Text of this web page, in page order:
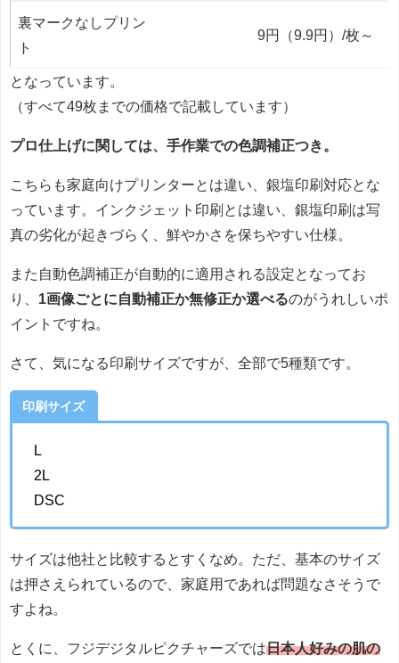
裏マークなしプリン
ト
9円（9.9円）/枚～
となっています。
（すべて49枚までの価格で記載しています）
プロ仕上げに関しては、手作業での色調補正つき。
こちらも家庭向けプリンターとは違い、銀塩印刷対応とな
っています。インクジェット印刷とは違い、銀塩印刷は写
真の劣化が起きづらく、鮮やかさを保ちやすい仕様。
また自動色調補正が自動的に適用される設定となってお
り、 1画像ごとに自動補正か無修正か選べるのがうれしいポ
イントですね。
さて、気になる印刷サイズですが、全部で5種類です。
印刷サイズ
2L
DSC
サイズは他社と比較するとすくなめ。ただ、基本のサイズ
は押さえられているので、家庭用であれば問題なさそうで
すよね。
とくに、フジデジタルピクチャーズでは日本人好みの肌の